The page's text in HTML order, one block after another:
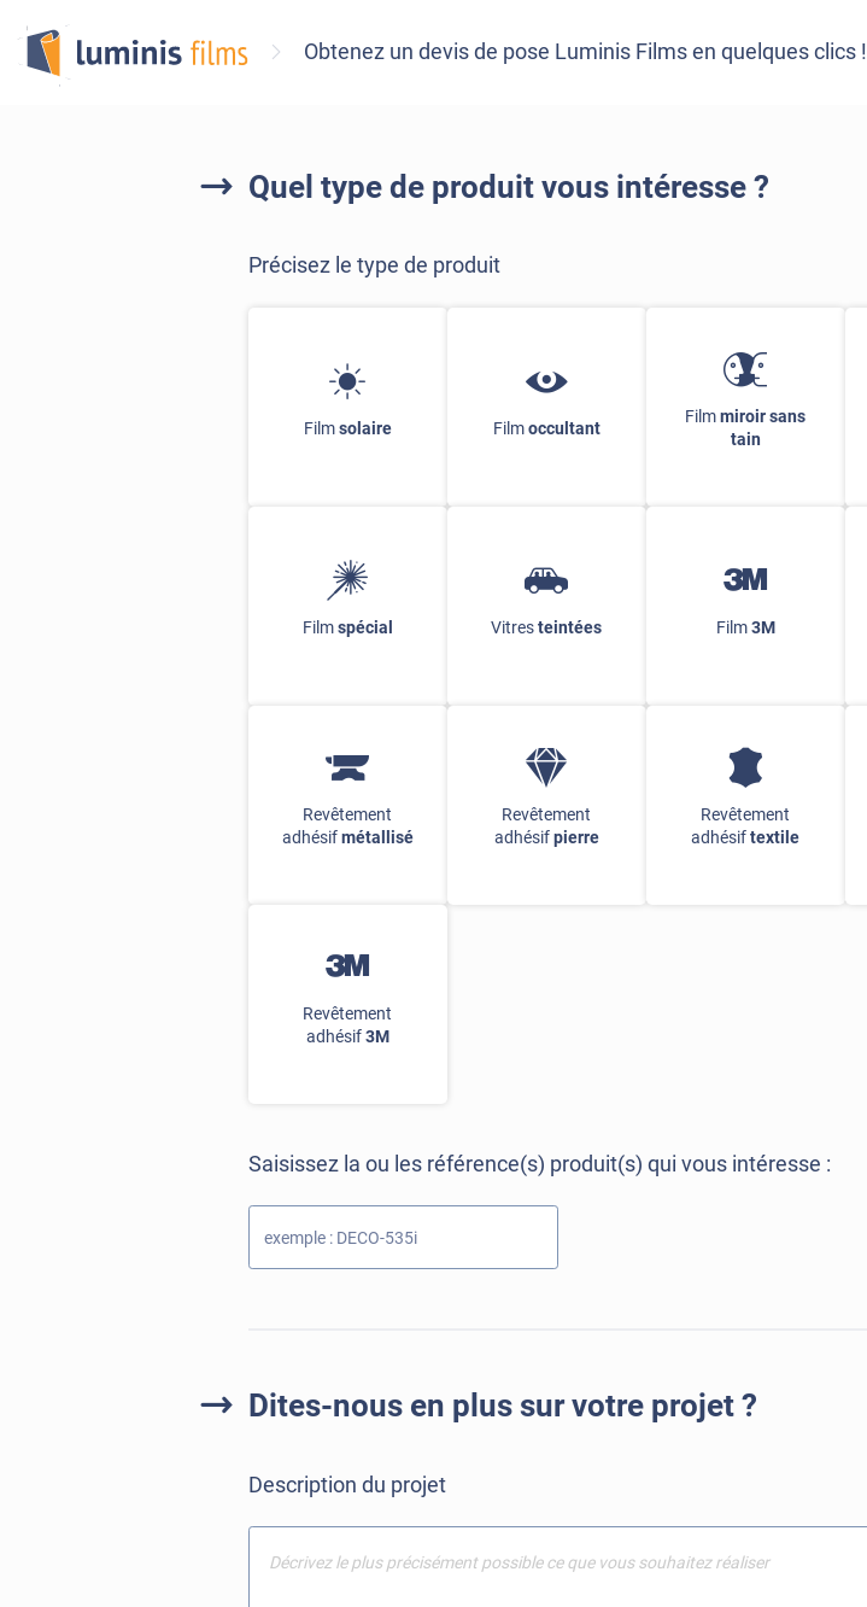
Obtenez un devis de pose Luminis Films en quelques clics !
Quel type de produit vous intéresse ?
Précisez le type de produit
Filmsolaire Filmoccultant
Filmmiroir sans
tain
Filmspécial Vitresteintées Film3M
Revêtement
adhésifmétallisé
Revêtement
adhésifpierre
Revêtement
adhésiftextile
Revêtement
adhésif3M
Saisissez la ou les référence(s) produit(s) qui vous intéresse :
Dites-nous en plus sur votre projet ?
Description du projet